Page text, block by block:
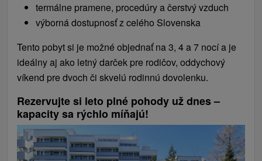
termálne pramene, procedúry a čerstvý vzduch
výborná dostupnosť z celého Slovenska
Tento pobyt si je možné objednať na 3, 4 a 7 nocí a je
ideálny aj ako letný darček pre rodičov, oddychový
víkend pre dvoch či skvelú rodinnú dovolenku.
Rezervujte si leto plné pohody už dnes –
kapacity sa rýchlo míňajú!